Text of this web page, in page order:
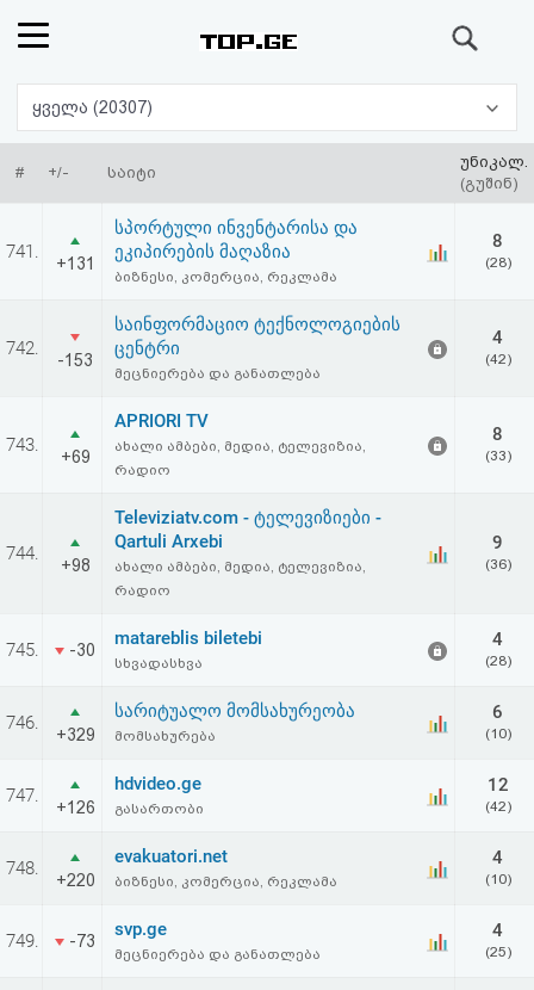
რეიტინგი
(მთავარი)
ფოსტა
კითხვა-
ავტორიზაცია
რეგისტრაცია
პაროლის
აღდგენა
კოდი
სალიცენზიო
და
პასუხისმგებლობის
ყველა (20307)
# +/- საიტი
უნიკალ.
(გუშინ)
741.
+131
სპორტული ინვენტარისა და
ეკიპირების მაღაზია
ბიზნესი, კომერცია, რეკლამა
8
(28)
742.
-153
საინფორმაციო ტექნოლოგიების
ცენტრი
მეცნიერება და განათლება
4
(42)
743.
+69
APRIORI TV
ახალი ამბები, მედია, ტელევიზია,
რადიო
8
(33)
744.
+98
Televiziatv.com - ტელევიზიები -
Qartuli Arxebi
ახალი ამბები, მედია, ტელევიზია,
რადიო
9
(36)
745. -30
matareblis biletebi
სხვადასხვა
4
(28)
746.
+329
სარიტუალო მომსახურეობა
მომსახურება
6
(10)
747.
+126
hdvideo.ge
გასართობი
12
(42)
748.
+220
evakuatori.net
ბიზნესი, კომერცია, რეკლამა
4
(10)
749. -73
svp.ge
მეცნიერება და განათლება
4
(25)